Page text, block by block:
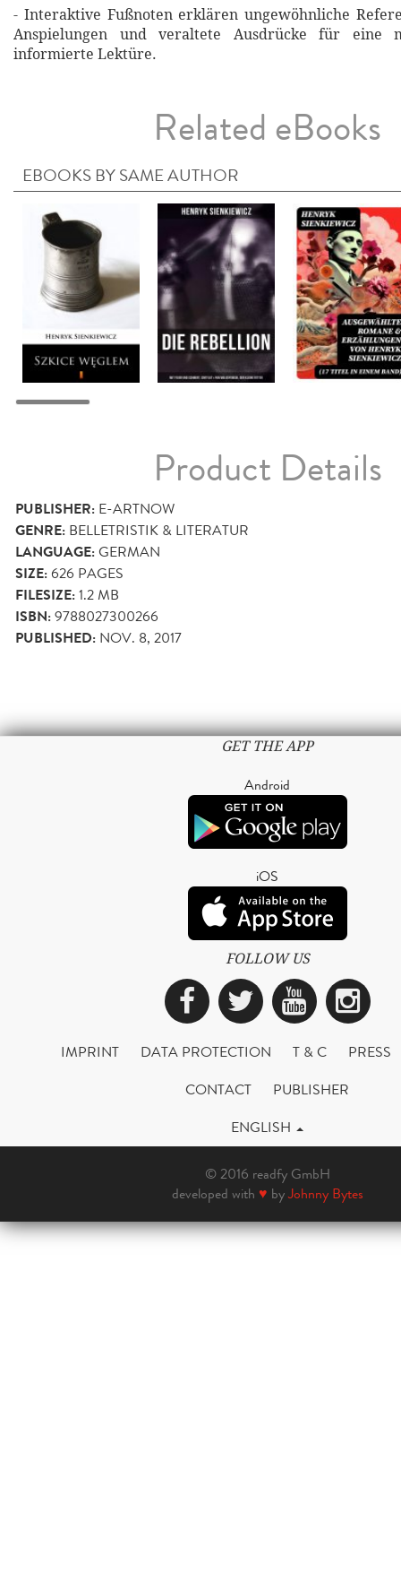
- Interaktive Fußnoten erklären ungewöhnliche
Anspielungen und veraltete Ausdrücke für eine
informierte Lektüre.
Related eBooks
EBOOKS BY SAME AUTHOR
Product Details
PUBLISHER: E-ARTNOW
GENRE: BELLETRISTIK & LITERATUR
LANGUAGE:GERMAN
SIZE:626 PAGES
FILESIZE:1.2 MB
ISBN:9788027300266
PUBLISHED: NOV. 8, 2017
GET THE APP
Android
iOS
FOLLOW US
Facebook
Twitter
IMPRINT DATA PROTECTION T & C
PRESS
CONTACT
PUBLISHER
ENGLISH
© 2016 readfy GmbH
developed with ♥ byJohnny Bytes